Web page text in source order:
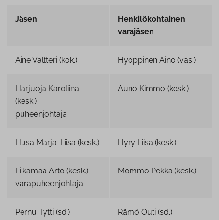
Jäsen
Henkilökohtainen
varajäsen
Aine Valtteri (kok.) Hyöppinen Aino (vas.)
Harjuoja Karoliina
(kesk.)
puheenjohtaja
Auno Kimmo (kesk.)
Husa Marja-Liisa (kesk.) Hyry Liisa (kesk.)
Liikamaa Arto (kesk.)
varapuheenjohtaja
Mommo Pekka (kesk.)
Pernu Tytti (sd.) Rämö Outi (sd.)